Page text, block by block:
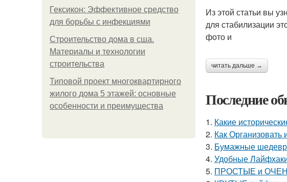
Гексикон: Эффективное средство
для борьбы с инфекциями
Строительство дома в сша.
Материалы и технологии
строительства
Типовой проект многоквартирного
жилого дома 5 этажей: основные
особенности и преимущества
Из этой статьи вы
для стабилизации
фото и
читать дальше →
Последние
1. Какие
2. Как
3. Бумажные
4. Удобные
5. ПРОСТЫЕ и ОЧЕНЬ